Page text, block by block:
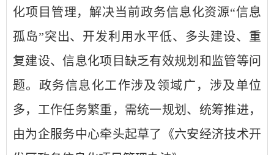
化项目管理，解决当前政务信息化资源“信息
孤岛”突出、开发利用水平低、多头建设、重
复建设、信息化项目缺乏有效规划和监管等问
题。政务信息化工作涉及领域广，涉及单位
多，工作任务繁重，需统一规划、统筹推进，
由为企服务中心牵头起草了《六安经济技术开